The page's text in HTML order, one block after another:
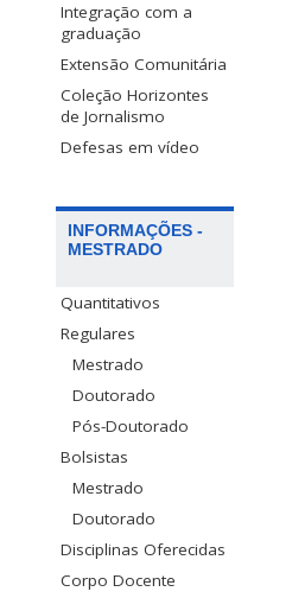
Integração com a
graduação
Extensão Comunitária
Coleção Horizontes
de Jornalismo
Defesas em vídeo
INFORMAÇÕES -
MESTRADO
Quantitativos
Regulares
Mestrado
Doutorado
Pós-Doutorado
Bolsistas
Mestrado
Doutorado
Disciplinas Oferecidas
Corpo Docente